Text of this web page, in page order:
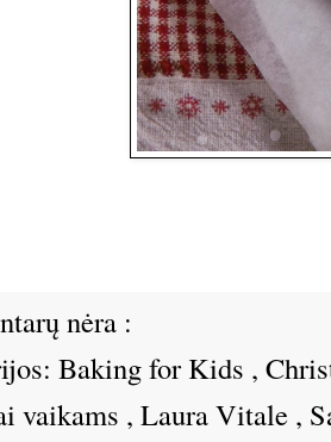
nėra :
Baking for Kids ,
vaikams , Laura Vitale ,